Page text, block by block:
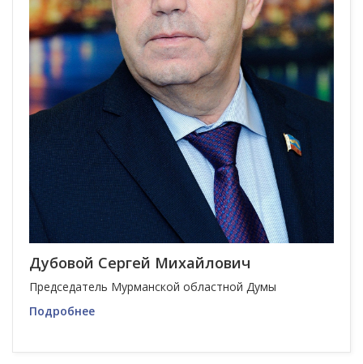
Дубовой Сергей Михайлович
Председатель Мурманской областной Думы
Подробнее